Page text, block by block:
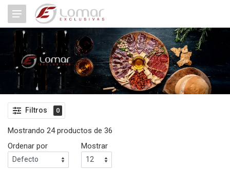
Filtros 0
Mostrando 24 productos de 36
Ordenar por
Mostrar